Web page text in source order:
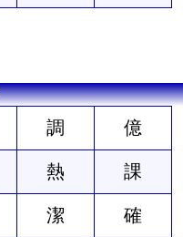
調 億
熱 課
潔 確